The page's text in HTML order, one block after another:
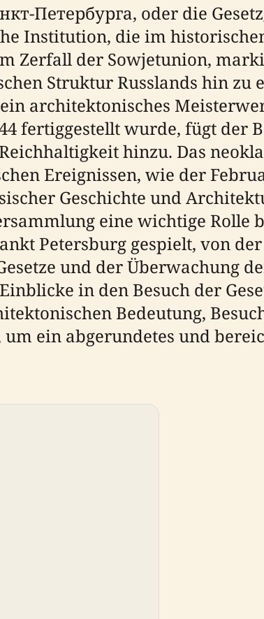
Петербурга, oder die
Institution, die im
Zerfall der Sowjetunion,
Struktur Russlands hin zu
architektonisches
fertiggestellt wurde, fügt der
hinzu. Das
Ereignissen, wie der
Geschichte und
eine wichtige Rolle
Petersburg gespielt, von
und der Überwachung
in den Besuch der
Bedeutung,
ein abgerundetes und